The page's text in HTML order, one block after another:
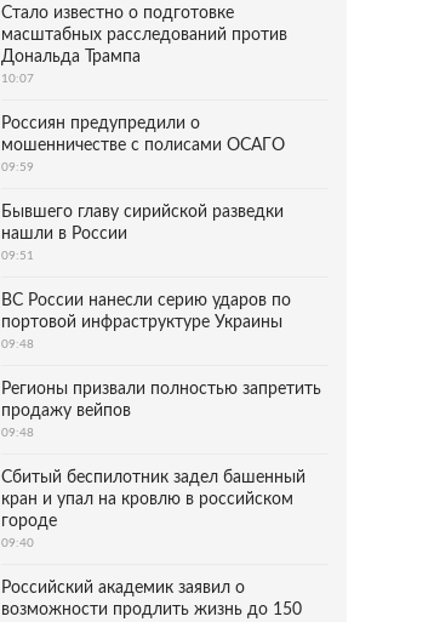
Стало известно о подготовке
масштабных расследований против
Дональда Трампа
10:07
Россиян предупредили о
мошенничестве с полисами ОСАГО
09:59
Бывшего главу сирийской разведки
нашли в России
09:51
ВС России нанесли серию ударов по
портовой инфраструктуре Украины
09:48
Регионы призвали полностью запретить
продажу вейпов
09:48
Сбитый беспилотник задел башенный
кран и упал на кровлю в российском
городе
09:40
Российский академик заявил о
возможности продлить жизнь до 150